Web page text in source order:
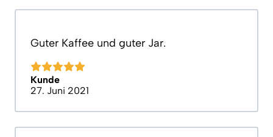
Guter Kaffee und guter Jar.
Kunde
27. Juni 2021